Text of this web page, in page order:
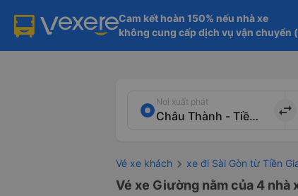
Cam kết hoàn 150% nếu nhà xe
không cung cấp dịch vụ vận chuyển
Nơi xuất phát
import_export
Vé xe khách xe đi Sài Gòn từ Tiền
Vé xe Giường nằm của 4 nhà